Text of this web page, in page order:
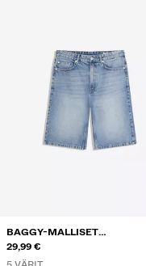
BAGGY-MALLISET
FARKKUBERMUDASHORTSIT
29,99 €